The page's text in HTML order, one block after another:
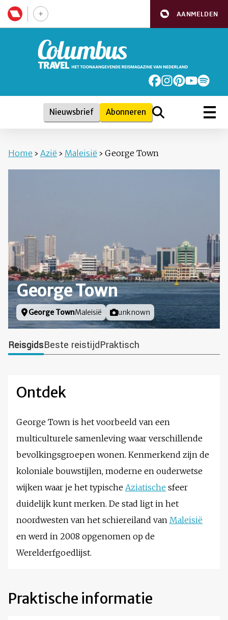
AANMELDEN
Nieuwsbrief Abonneren
Home › Azië › Maleisië › George Town
George Town
Locatie
George TownMaleisië Foto door
unknown
ReisgidsBeste reistijdPraktisch
Ontdek
George Town is het voorbeeld van een
multiculturele samenleving waar verschillende
bevolkingsgroepen wonen. Kenmerkend zijn de
koloniale bouwstijlen, moderne en ouderwetse
wijken waar je het typische Aziatische sfeer
duidelijk kunt merken. De stad ligt in het
noordwesten van het schiereiland van Maleisië
en werd in 2008 opgenomen op de
Werelderfgoedlijst.
Praktische informatie